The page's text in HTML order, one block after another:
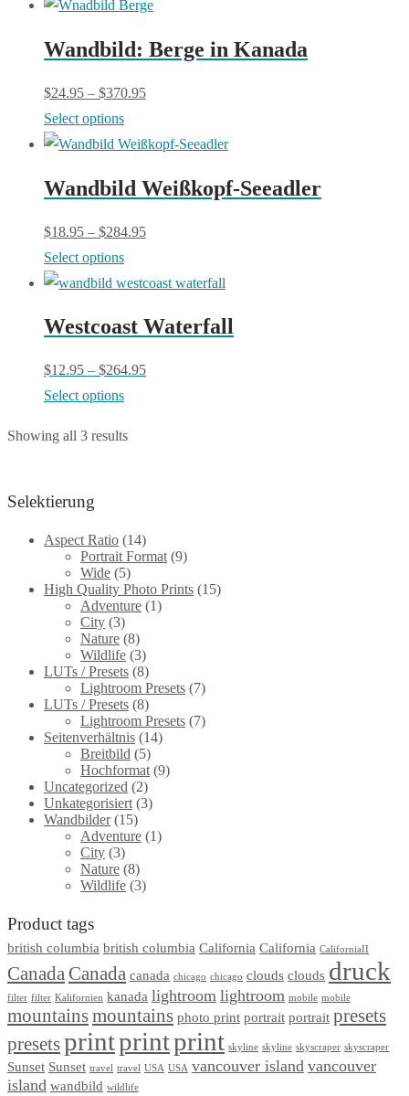
Wandbild: Berge in Kanada
$24.95 – $370.95
Select optionsThis
product
multiple
be
on
the
Wandbild Weißkopf-Seeadler
$18.95 – $284.95
Select optionsThis
product
multiple
may
the
product
page
Westcoast Waterfall
$12.95 – $264.95
Select optionsThis
has
options
may
be
chosen
on
the
product
page
Showing all 3 results
Selektierung
Aspect Ratio (14)
Portrait Format (9)
Wide (5)
High Quality Photo Prints (15)
Adventure (1)
City (3)
Nature (8)
Wildlife (3)
LUTs / Presets (8)
Lightroom Presets (7)
LUTs / Presets (8)
Lightroom Presets (7)
Seitenverhältnis (14)
Breitbild (5)
Hochformat (9)
Uncategorized (2)
Unkategorisiert (3)
Wandbilder (15)
Adventure (1)
City (3)
Nature (8)
Wildlife (3)
Product tags
british columbia british columbia California California CaliforniaII
Canada Canada canada chicago chicago clouds clouds druck
filter filter Kalifornien kanada lightroom lightroom mobile mobile
mountainsmountains photo print portrait portrait presets
presetsprintprintprint skyline skyline skyscraper skyscraper
Sunset Sunset travel travel USA USA vancouver island vancouver
island wandbild wildlife